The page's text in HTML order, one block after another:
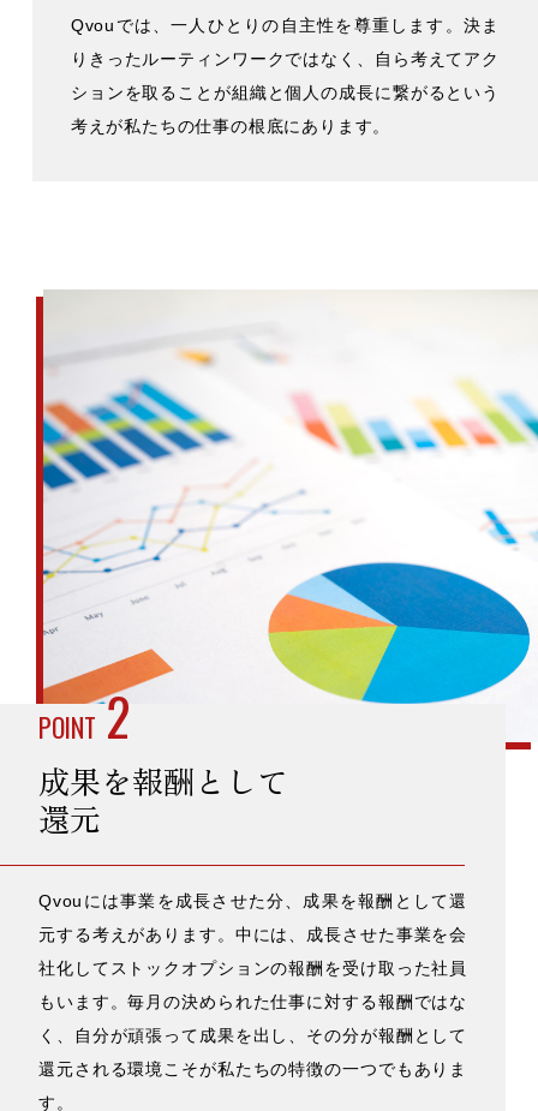
Qvouでは、一人ひとりの自主性を尊重します。決ま
りきったルーティンワークではなく、自ら考えてアク
ションを取ることが組織と個人の成長に繋がるという
考えが私たちの仕事の根底にあります。
POINT 2
成果を報酬として
還元
Qvouには事業を成長させた分、成果を報酬として還
元する考えがあります。中には、成長させた事業を会
社化してストックオプションの報酬を受け取った社員
もいます。毎月の決められた仕事に対する報酬ではな
く、自分が頑張って成果を出し、その分が報酬として
還元される環境こそが私たちの特徴の一つでもありま
す。